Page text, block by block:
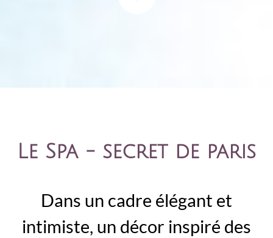
Le Spa - secret de paris
Dans un cadre élégant et
intimiste, un décor inspiré des